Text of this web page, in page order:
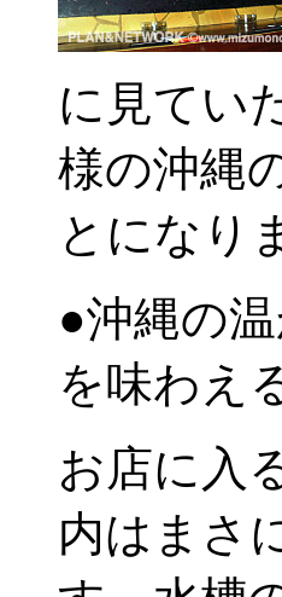
に見てい
様の沖縄
とになり
●沖縄の
を味わえ
お店に入
内はまさ